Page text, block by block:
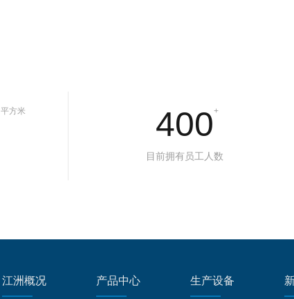
平方米 400+
目前拥有员工人数
江洲概况 产品中心 生产设备